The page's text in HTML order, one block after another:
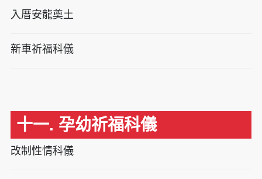
入厝安龍奠土
新車祈福科儀
十一. 孕幼祈福科儀
改制性情科儀